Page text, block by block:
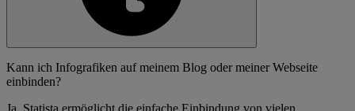
Kann ich Infografiken auf meinem Blog oder meiner Webseite
einbinden?